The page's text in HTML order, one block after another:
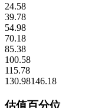
24.58
39.78
54.98
70.18
85.38
100.58
115.78
130.98146.18
估值百分位